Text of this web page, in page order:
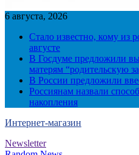
6 августа, 2026
Стало известно, кому из
августе
В Госдуме предложили
матерям “родительскую
В России предложили
Россиянам назвали
накопления
Интернет-магазин
Newsletter